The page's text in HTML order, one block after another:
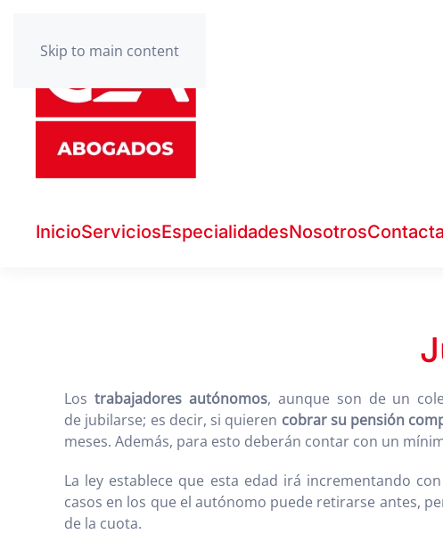
Skip to main content
InicioServiciosEspecialidadesNosotros
Los trabajadores autónomos, aunque son de un
de jubilarse; es decir, si quieren cobrar su pensión
meses. Además, para esto deberán contar con un
La ley establece que esta edad irá incrementando
casos en los que el autónomo puede retirarse antes,
de la cuota.